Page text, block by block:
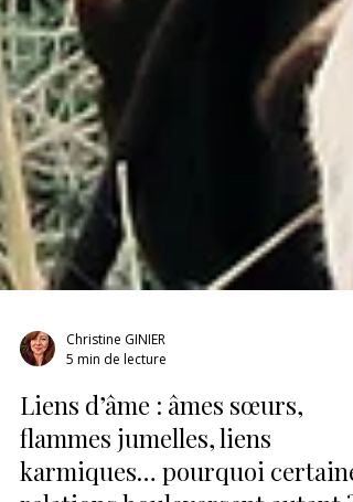
Christine GINIER
5 min de lecture